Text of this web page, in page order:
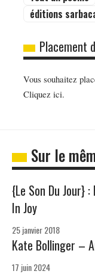
éditions
Placement
Vous souhaitez
Cliquez ici.
Sur le
{Le Son Du Jour}
In Joy
25 janvier 2018
Kate Bollinger –
17 juin 2024